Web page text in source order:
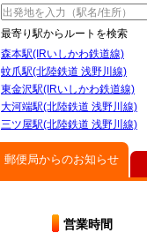
最寄り駅からルートを検索
森本駅(IRいしかわ鉄道線)
蚊爪駅(北陸鉄道 浅野川線)
東金沢駅(IRいしかわ鉄道線)
大河端駅(北陸鉄道 浅野川線)
三ツ屋駅(北陸鉄道 浅野川線)
郵便局からのお知らせ
営業時間